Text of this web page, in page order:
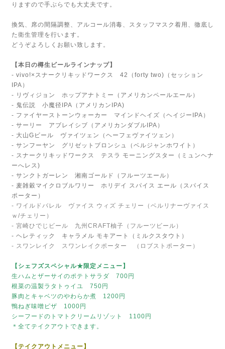
りますので手ぶらでも大丈夫です。
換気、席の間隔調整、アルコール消毒、スタッフマスク着用、徹底し
た衛生管理を行います。
どうぞよろしくお願い致します。
【本日の樽生ビールラインナップ】
- vivo!×スナークリキッドワークス 42（forty two)（セッション
IPA）
- リヴィジョン ホップアナトミー（アメリカンペールエール）
- 鬼伝説 小魔径IPA（アメリカンIPA)
- ファイヤーストーンウォーカー マインドヘイズ（ヘイジーIPA）
- サーリー アブレイシブ（アメリカンダブルIPA）
- 大山Gビール ヴァイツェン（ヘーフェヴァイツェン）
- サンフーヤン グリゼットブロンシュ（ベルジャンホワイト）
- スナークリキッドワークス テスラ モーニングスター（ミュンヘナ
ーへレス)
- サンクトガーレン 湘南ゴールド（フルーツエール）
- 麦雑穀マイクロブルワリー ホリデイ スパイス エール（スパイス
ポーター）
- ワイルドバレル ヴァイス ウィズ チェリー（ベルリナーヴァイス
ｗ/チェリー）
- 宮崎ひでじビール 九州CRAFT柚子（フルーツビール）
- ヘレティック キャラメル モキアート（ミルクスタウト）
- スワンレイク スワンレイクポーター （ロブストポーター）
【シェフズスペシャル★限定メニュー】
生ハムとザーサイのポテトサラダ 700円
根菜の温製ラタトゥイユ 750円
豚肉とキャベツのやわらか煮 1200円
鴨ねぎ味噌ピザ 1000円
シーフードのトマトクリームリゾット 1100円
＊全てテイクアウトできます。
【テイクアウトメニュー】